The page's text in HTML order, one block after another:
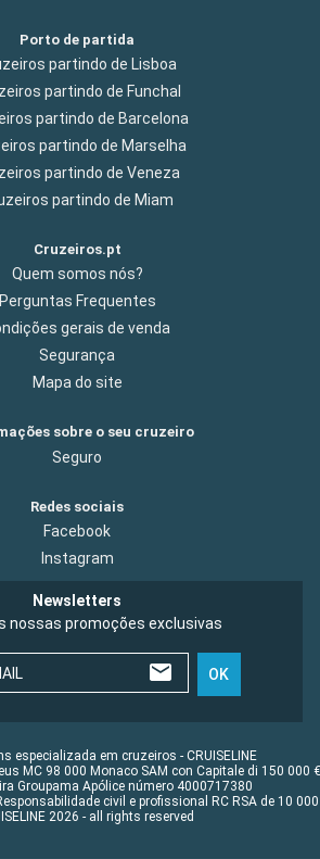
Porto de partida
partindo de Lisboa
partindo de Funchal
partindo de Barcelona
partindo de Marselha
partindo de Veneza
partindo de Miam
Cruzeiros.pt
Quem somos nós?
Perguntas Frequentes
gerais de venda
Segurança
Mapa do site
sobre o seu cruzeiro
Seguro
Redes sociais
Facebook
Instagram
Newsletters
nossas promoções exclusivas
OK
especializada em cruzeiros - CRUISELINE
MC 98 000 Monaco SAM con Capitale di 150 000 €
Groupama Apólice número 4000717380
civil e profissional RC RSA de 10 000
2026 - all rights reserved